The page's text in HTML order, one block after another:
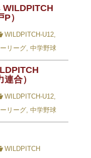
）
WILDPITCH-U12,
リーグ, 中学野球
合）
WILDPITCH-U12,
リーグ, 中学野球
WILDPITCH